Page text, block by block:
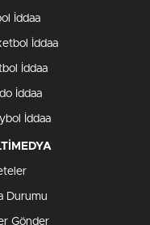
İddaa
İddaa
İddaa
İddaa
İddaa
Durumu
Gönder